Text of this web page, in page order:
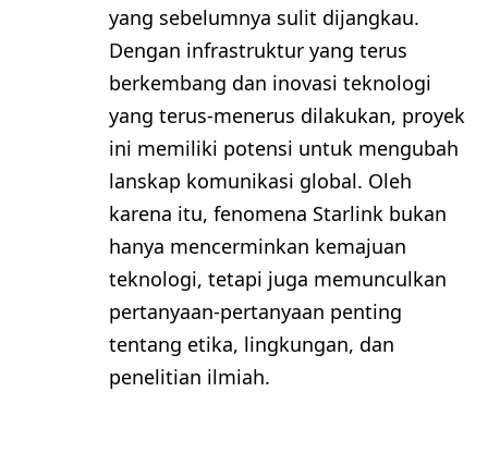
yang sebelumnya sulit dijangkau.
Dengan infrastruktur yang terus
berkembang dan inovasi teknologi
yang terus-menerus dilakukan, proyek
ini memiliki potensi untuk mengubah
lanskap komunikasi global. Oleh
karena itu, fenomena Starlink bukan
hanya mencerminkan kemajuan
teknologi, tetapi juga memunculkan
pertanyaan-pertanyaan penting
tentang etika, lingkungan, dan
penelitian ilmiah.